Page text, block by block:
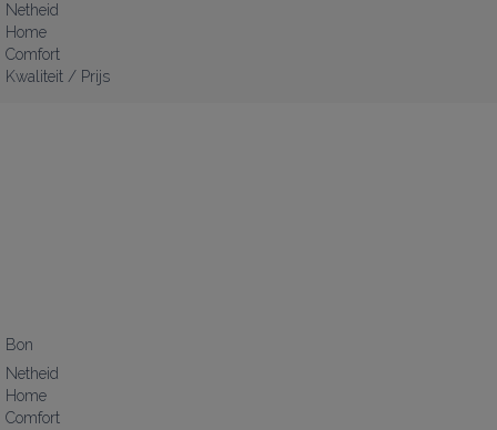
Netheid
Home
Comfort
Kwaliteit / Prijs
Bon
Netheid
Home
Comfort